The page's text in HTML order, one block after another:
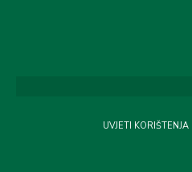
UVJETI KORIŠTENJA